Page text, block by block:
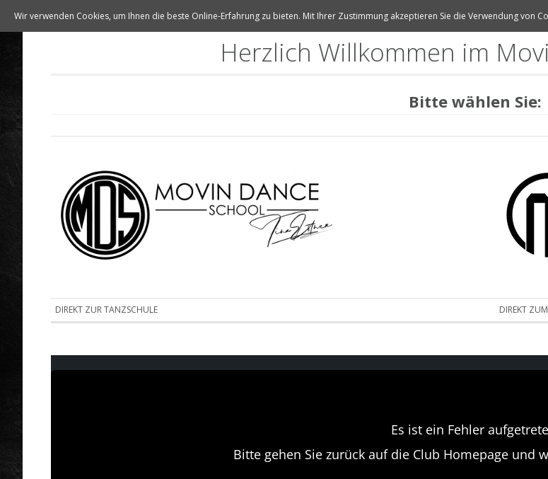
Herzlich Willkommen im
Bitte wählen Sie:
DIREKT ZUR TANZSCHULE DIREKT
Wir verwenden Cookies, um Ihnen die beste Online-Erfahrung zu bieten. Mit Ihrer Zustimmung akzeptieren Sie die Verwendung von